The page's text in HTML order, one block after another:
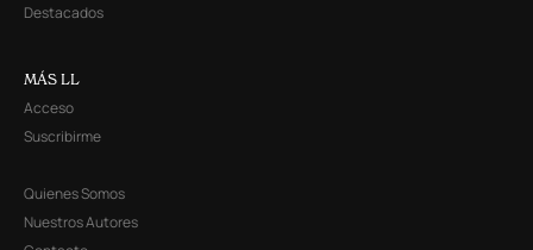
Destacados
MÁS LL
Acceso
Suscribirme
Quienes Somos
Nuestros Autores